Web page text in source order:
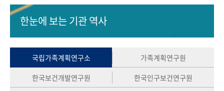
50+1 주년 기념
세계와 함께 한 KIHASA
VR 역사관
한눈에 보는기관 역사
국립가족계획연구소
가족계획연구원
한국보건개발연구원
한국인구보건연구원